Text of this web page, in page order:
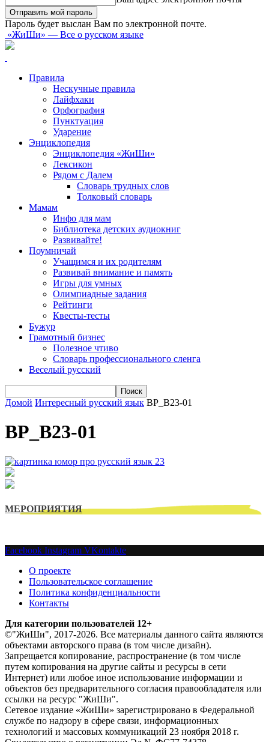
Пароль будет выслан Вам по электронной почте.
«ЖиШи» — Все о русском языке
Правила
Нескучные правила
Лайфхаки
Орфография
Пунктуация
Ударение
Энциклопедия
Энциклопедия «ЖиШи»
Лексикон
Рядом с Далем
Словарь трудных слов
Толковый словарь
Мамам
Инфо для мам
Библиотека детских аудиокниг
Развивайте!
Поумничай
Учащимся и их родителям
Развивай внимание и память
Игры для умных
Олимпиадные задания
Рейтинги
Квесты-тесты
Бужур
Грамотный бизнес
Полезное чтиво
Словарь профессионального сленга
Веселый русский
Домой Интересный русский язык ВР_В23-01
ВР_В23-01
МЕРОПРИЯТИЯ
Facebook Instagram VKontakte
О проекте
Пользовательское соглашение
Политика конфиденциальности
Контакты
Для категории пользователей 12+
©"ЖиШи", 2017-2026. Все материалы данного сайта являются
объектами авторского права (в том числе дизайн).
Запрещается копирование, распространение (в том числе
путем копирования на другие сайты и ресурсы в сети
Интернет) или любое иное использование информации и
объектов без предварительного согласия правообладателя или
ссылки на ресурс "ЖиШи".
Сетевое издание «ЖиШи» зарегистрировано в Федеральной
службе по надзору в сфере связи, информационных
технологий и массовых коммуникаций 23 ноября 2018 г.